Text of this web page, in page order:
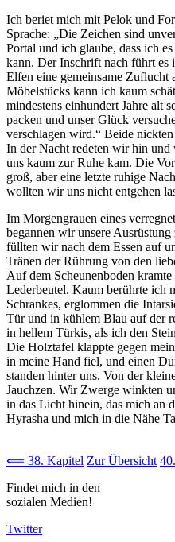
Ich beriet mich mit Pelok und
Sprache: „Die Zeichen sind
Portal und ich glaube, dass ich
kann. Der Inschrift nach führt
Elfen eine gemeinsame Zuflucht
Möbelstücks kann ich kaum
mindestens einhundert Jahre alt
packen und unser Glück
verschlagen wird.“ Beide nickten
In der Nacht redeten wir hin und
uns kaum zur Ruhe kam. Die
groß, aber eine letzte ruhige
wollten wir uns nicht entgehen
Im Morgengrauen eines
begannen wir unsere
füllten wir nach dem Essen auf
Tränen der Rührung von den
Auf dem Scheunenboden
Lederbeutel. Kaum berührte ich
Schrankes, erglommen die
Tür und in kühlem Blau auf der
in hellem Türkis, als ich den
Die Holztafel klappte gegen
in meine Hand fiel, und einen
standen hinter uns. Von der
Jauchzen. Wir Zwerge winkten
in das Licht hinein, das mich an
Hyrasha und mich in die Nähe
⟸ 38. Kapitel Zur Übersicht
Findet mich in den
sozialen Medien!
Twitter